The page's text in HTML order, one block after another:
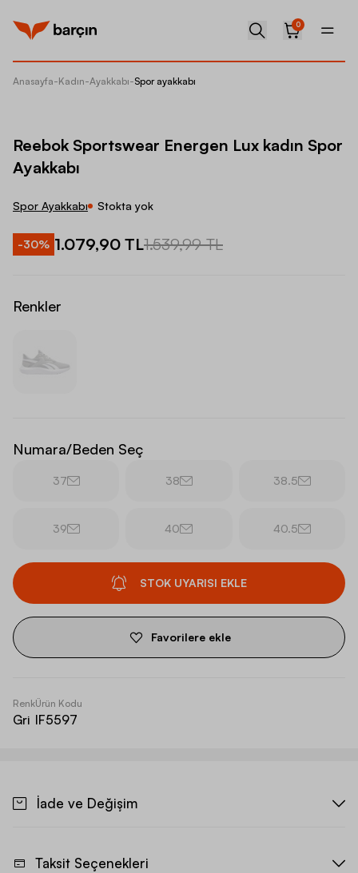
0
Anasayfa-Kadın-Ayakkabı-Spor ayakkabı
Reebok Sportswear Energen Lux kadın Spor
Ayakkabı
Spor Ayakkabı Stokta yok
-30% 1.079,90 TL1.539,99 TL
Renkler
Numara/Beden Seç
37 38 38.5
39 40 40.5
STOK UYARISI EKLE
Favorilere ekle
Renk
Gri
Ürün Kodu
IF5597
İade ve Değişim
Taksit Seçenekleri